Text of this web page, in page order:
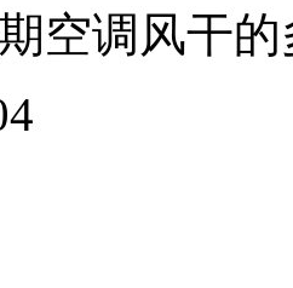
空调风干